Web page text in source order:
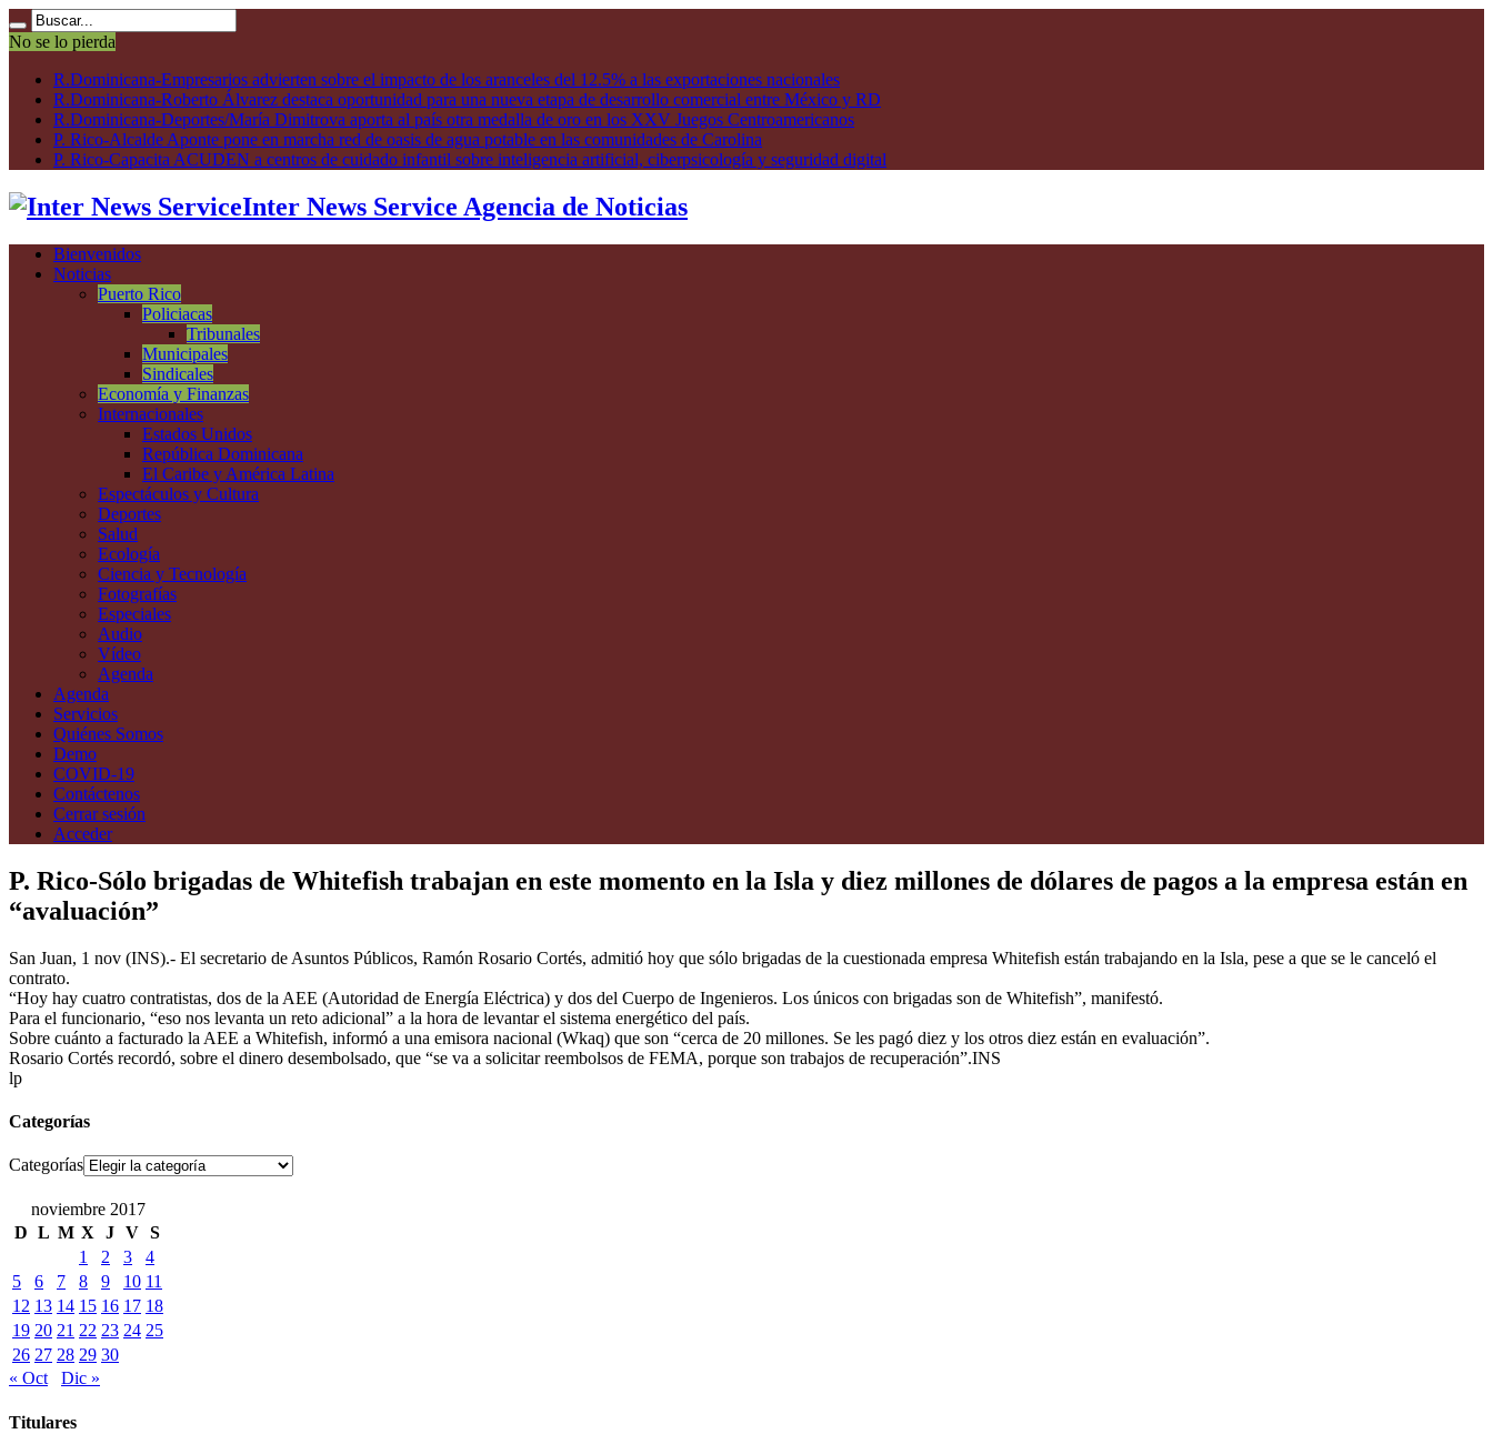
No se lo pierda
R.Dominicana-Empresarios advierten sobre el impacto de los aranceles del 12.5% a las exportaciones nacionales
R.Dominicana-Roberto Álvarez destaca oportunidad para una nueva etapa de desarrollo comercial entre México y RD
R.Dominicana-Deportes/María Dimitrova aporta al país otra medalla de oro en los XXV Juegos Centroamericanos
P. Rico-Alcalde Aponte pone en marcha red de oasis de agua potable en las comunidades de Carolina
P. Rico-Capacita ACUDEN a centros de cuidado infantil sobre inteligencia artificial, ciberpsicología y seguridad digital
Inter News Service Agencia de Noticias
Bienvenidos
Noticias
Puerto Rico
Policiacas
Tribunales
Municipales
Sindicales
Economía y Finanzas
Internacionales
Estados Unidos
República Dominicana
El Caribe y América Latina
Espectáculos y Cultura
Deportes
Salud
Ecología
Ciencia y Tecnología
Fotografías
Especiales
Audio
Vídeo
Agenda
Agenda
Servicios
Quiénes Somos
Demo
COVID-19
Contáctenos
Cerrar sesión
Acceder
P. Rico-Sólo brigadas de Whitefish trabajan en este momento en la Isla y diez millones de dólares de pagos a la empresa están en
“avaluación”
San Juan, 1 nov (INS).- El secretario de Asuntos Públicos, Ramón Rosario Cortés, admitió hoy que sólo brigadas de la cuestionada empresa Whitefish están trabajando en la Isla, pese a que se le canceló el
contrato.
“Hoy hay cuatro contratistas, dos de la AEE (Autoridad de Energía Eléctrica) y dos del Cuerpo de Ingenieros. Los únicos con brigadas son de Whitefish”, manifestó.
Para el funcionario, “eso nos levanta un reto adicional” a la hora de levantar el sistema energético del país.
Sobre cuánto a facturado la AEE a Whitefish, informó a una emisora nacional (Wkaq) que son “cerca de 20 millones. Se les pagó diez y los otros diez están en evaluación”.
Rosario Cortés recordó, sobre el dinero desembolsado, que “se va a solicitar reembolsos de FEMA, porque son trabajos de recuperación”.INS
lp
Categorías
Categorías
noviembre 2017
D L M X J V S
1
2 3
4
5
6 7 8 9 10 11
12 13 14 15 16 17 18
19 20 21 22 23 24 25
26 27 28 29 30
« Oct
Dic »
Titulares